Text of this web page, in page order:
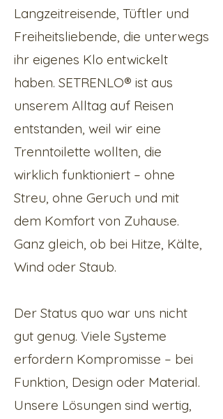
Langzeitreisende, Tüftler und
Freiheitsliebende, die unterwegs
ihr eigenes Klo entwickelt
haben. SETRENLO® ist aus
unserem Alltag auf Reisen
entstanden, weil wir eine
Trenntoilette wollten, die
wirklich funktioniert – ohne
Streu, ohne Geruch und mit
dem Komfort von Zuhause.
Ganz gleich, ob bei Hitze, Kälte,
Wind oder Staub.
Der Status quo war uns nicht
gut genug. Viele Systeme
erfordern Kompromisse – bei
Funktion, Design oder Material.
Unsere Lösungen sind wertig,